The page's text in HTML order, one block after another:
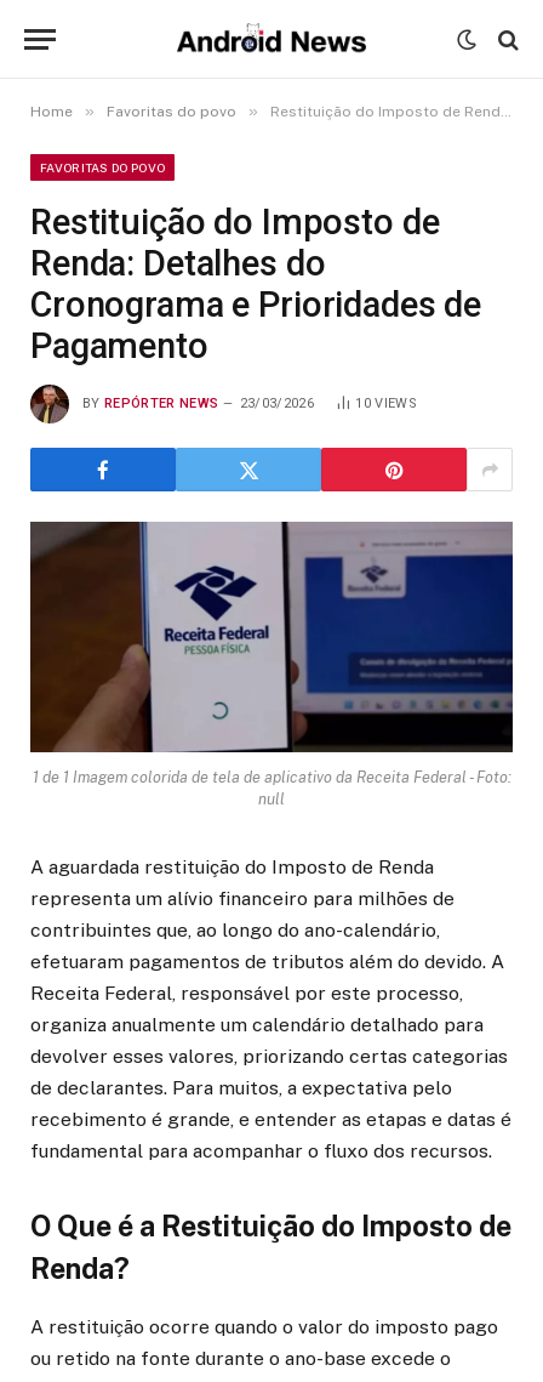
Home » Favoritas do povo » Restituição do Imposto de Renda: Detalhes do Cronograma e Prioridades de Pagamento
FAVORITAS DO POVO
Restituição do Imposto de
Renda: Detalhes do
Cronograma e Prioridades de
Pagamento
BY REPÓRTER NEWS 23/03/2026 10VIEWS
1 de 1 Imagem colorida de tela de aplicativo da Receita Federal - Foto:
null
A aguardada restituição do Imposto de Renda
representa um alívio financeiro para milhões de
contribuintes que, ao longo do ano-calendário,
efetuaram pagamentos de tributos além do devido. A
Receita Federal, responsável por este processo,
organiza anualmente um calendário detalhado para
devolver esses valores, priorizando certas categorias
de declarantes. Para muitos, a expectativa pelo
recebimento é grande, e entender as etapas e datas é
fundamental para acompanhar o fluxo dos recursos.
O Que é a Restituição do Imposto de
Renda?
A restituição ocorre quando o valor do imposto pago
ou retido na fonte durante o ano-base excede o